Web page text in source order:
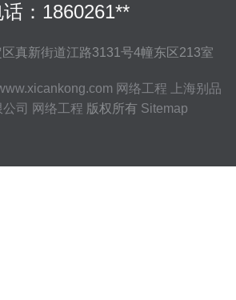
话：1860261**
真新街道江路3131号4幢东区213室
网络工程
上海别品
司
网络工程 版权所有 Sitemap